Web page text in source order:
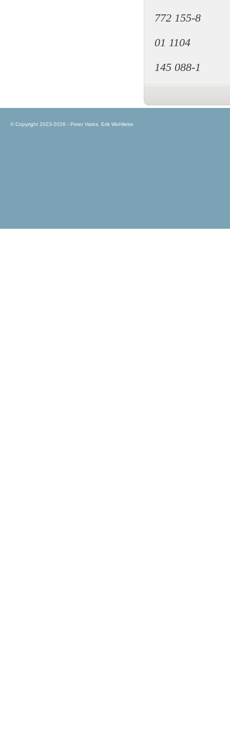
772 155-8
01 1104
145 088-1
© Copyright 2023-2026 - Peter Vates, Erik Wohllebe